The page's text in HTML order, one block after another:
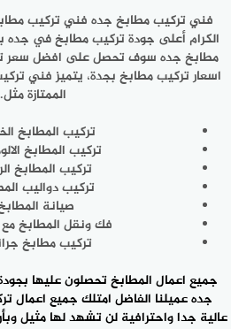
فني تركيب مطابخ جده فني تركيب
الكرام أعلى جودة تركيب مطابخ في جده
مطابخ جده سوف تحصل على افضل سعر
اسعار تركيب مطابخ بجدة، يتميز فني
الممتازة مثل.
تركيب المطابخ
تركيب المطابخ
تركيب المطابخ
تركيب دواليب
صيانة
فك ونقل المطابخ مع
تركيب مطابخ
جميع اعمال المطابخ تحصلون عليها
جده عميلنا الفاضل امتلك جميع اعمال
عالية جدا واحترافية لن تشهد لها مثيل